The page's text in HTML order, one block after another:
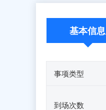
基本信息
事项类型
到场次数